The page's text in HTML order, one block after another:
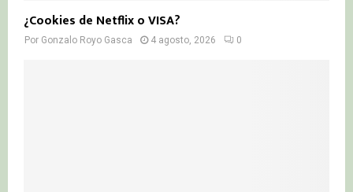
¿Cookies de Netflix o VISA?
Por Gonzalo Royo Gasca 4 agosto, 2026 0